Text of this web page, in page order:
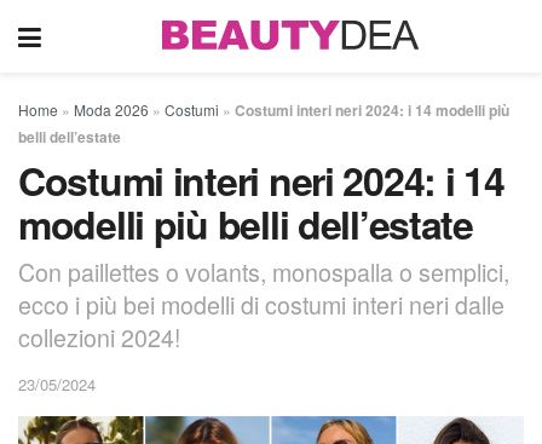
Home » Moda 2026 » Costumi » Costumi interi neri 2024: i 14 modelli più
belli dell’estate
Costumi interi neri 2024: i 14
modelli più belli dell’estate
Con paillettes o volants, monospalla o semplici,
ecco i più bei modelli di costumi interi neri dalle
collezioni 2024!
23/05/2024